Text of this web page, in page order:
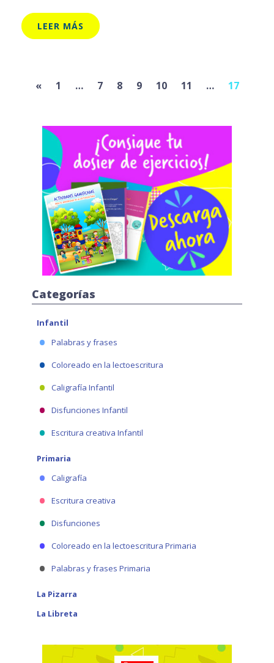
LEER MÁS
«Previous
1 … 7 8 9 10 11 … 17
Categorías
Infantil
Palabras y frases
Coloreado en la lectoescritura
Caligrafía Infantil
Disfunciones Infantil
Escritura creativa Infantil
Primaria
Caligrafía
Escritura creativa
Disfunciones
Coloreado en la lectoescritura Primaria
Palabras y frases Primaria
La Pizarra
La Libreta